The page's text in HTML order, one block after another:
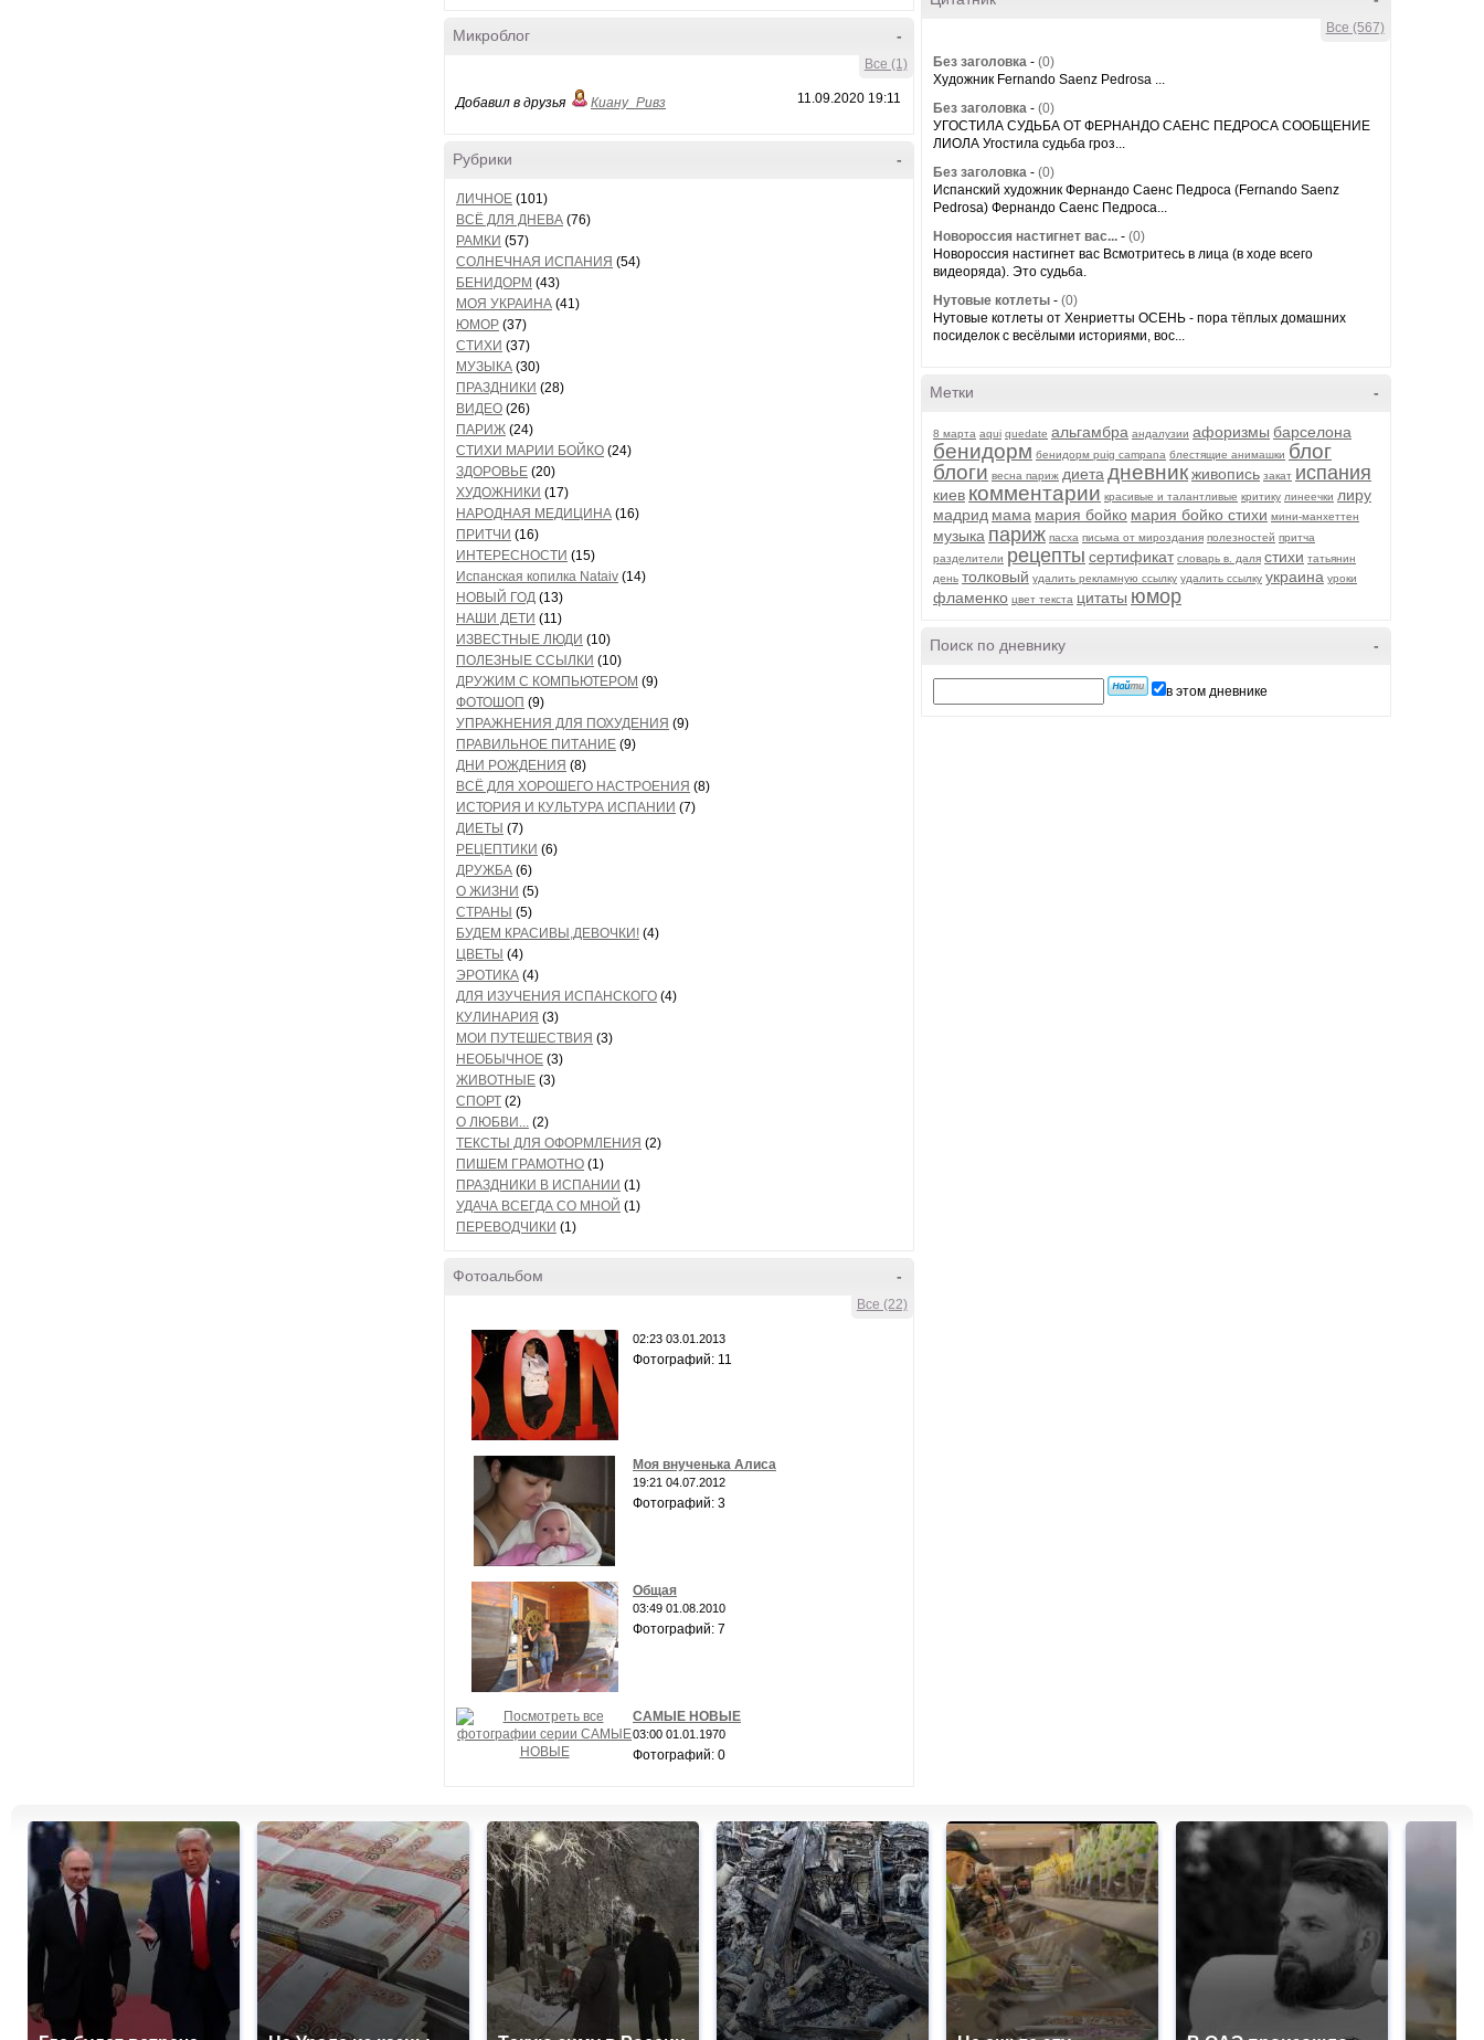
-
Микроблог
Все (1)
Добавил в друзья Киану_Ривз 11.09.2020 19:11
-
Рубрики
ЛИЧНОЕ (101)
ВСЁ ДЛЯ ДНЕВА (76)
РАМКИ (57)
СОЛНЕЧНАЯ ИСПАНИЯ (54)
БЕНИДОРМ (43)
МОЯ УКРАИНА (41)
ЮМОР (37)
СТИХИ (37)
МУЗЫКА (30)
ПРАЗДНИКИ (28)
ВИДЕО (26)
ПАРИЖ (24)
СТИХИ МАРИИ БОЙКО (24)
ЗДОРОВЬЕ (20)
ХУДОЖНИКИ (17)
НАРОДНАЯ МЕДИЦИНА (16)
ПРИТЧИ (16)
ИНТЕРЕСНОСТИ (15)
Испанская копилка Nataiv (14)
НОВЫЙ ГОД (13)
НАШИ ДЕТИ (11)
ИЗВЕСТНЫЕ ЛЮДИ (10)
ПОЛЕЗНЫЕ ССЫЛКИ (10)
ДРУЖИМ С КОМПЬЮТЕРОМ (9)
ФОТОШОП (9)
УПРАЖНЕНИЯ ДЛЯ ПОХУДЕНИЯ (9)
ПРАВИЛЬНОЕ ПИТАНИЕ (9)
ДНИ РОЖДЕНИЯ (8)
ВСЁ ДЛЯ ХОРОШЕГО НАСТРОЕНИЯ (8)
ИСТОРИЯ И КУЛЬТУРА ИСПАНИИ (7)
ДИЕТЫ (7)
РЕЦЕПТИКИ (6)
ДРУЖБА (6)
О ЖИЗНИ (5)
СТРАНЫ (5)
БУДЕМ КРАСИВЫ,ДЕВОЧКИ! (4)
ЦВЕТЫ (4)
ЭРОТИКА (4)
ДЛЯ ИЗУЧЕНИЯ ИСПАНСКОГО (4)
КУЛИНАРИЯ (3)
МОИ ПУТЕШЕСТВИЯ (3)
НЕОБЫЧНОЕ (3)
ЖИВОТНЫЕ (3)
СПОРТ (2)
О ЛЮБВИ... (2)
ТЕКСТЫ ДЛЯ ОФОРМЛЕНИЯ (2)
ПИШЕМ ГРАМОТНО (1)
ПРАЗДНИКИ В ИСПАНИИ (1)
УДАЧА ВСЕГДА СО МНОЙ (1)
ПЕРЕВОДЧИКИ (1)
-
Фотоальбом
Все (22)
02:23 03.01.2013
Фотографий: 11
Моя внученька Алиса
19:21 04.07.2012
Фотографий: 3
Общая
03:49 01.08.2010
Фотографий: 7
САМЫЕ НОВЫЕ
03:00 01.01.1970
Фотографий: 0
Все (567)
Без заголовка - (0)
Художник Fernando Saenz Pedrosa ...
Без заголовка - (0)
УГОСТИЛА СУДЬБА ОТ ФЕРНАНДО САЕНС ПЕДРОСА СООБЩЕНИЕ
ЛИОЛА Угостила судьба гроз...
Без заголовка - (0)
Испанский художник Фернандо Саенс Педроса (Fernando Saenz
Pedrosa) Фернандо Саенс Педроса...
Новороссия настигнет вас... - (0)
Новороссия настигнет вас Всмотритесь в лица (в ходе всего
видеоряда). Это судьба.
Нутовые котлеты - (0)
Нутовые котлеты от Хенриетты ОСЕНЬ - пора тёплых домашних
посиделок с весёлыми историями, вос...
-
Метки
8 марта aqui quedate альгамбра андалузии афоризмы барселона
бенидорм бенидорм puig campana блестящие анимашки блог
блоги весна париж диета дневникживопись закат испания
киев комментарии красивые и талантливые критику линеечки лиру
мадрид мама мария бойко мария бойко стихи мини-манхеттен
музыка париж пасха письма от мироздания полезностей притча
разделители рецепты сертификат словарь в. даля стихи татьянин
день толковый удалить рекламную ссылку удалить ссылку украина уроки
фламенко цвет текста цитаты юмор
-
Поиск по дневнику
в этом дневнике